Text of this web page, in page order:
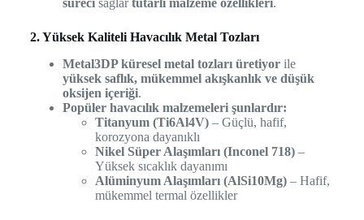
sürecisağlartutarlı malzeme özellikleri.
2. Yüksek Kaliteli Havacılık Metal Tozları
Metal3DP küresel metal tozları üretiyorile
yüksek saflık, mükemmel akışkanlık ve düşük
oksijen içeriği.
Popüler havacılık malzemeleri şunlardır:
Titanyum (Ti6Al4V)– Güçlü, hafif,
korozyona dayanıklı
Nikel Süper Alaşımları (Inconel 718)–
Yüksek sıcaklık dayanımı
Alüminyum Alaşımları (AlSi10Mg)– Hafif,
mükemmel termal özellikler